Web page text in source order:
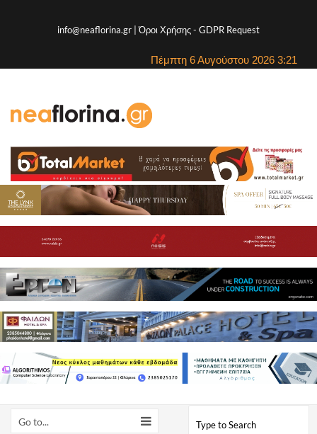
info@neaflorina.gr |Όροι Χρήσης- GDPR Request
Πέμπτη 6 Αυγούστου 2026 3:21
Go to...